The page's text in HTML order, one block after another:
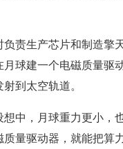
责生产芯片和制造擎
球建一个电磁质量驱
到太空轨道。
想中，月球重力更小，
量驱动器，就能把算